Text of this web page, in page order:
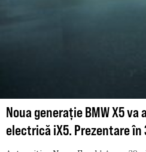
Noua generație BMW X5 va
electrică iX5. Prezentare în